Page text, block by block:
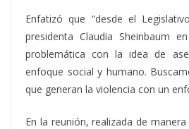
Enfatizó que “desde el
presidenta Claudia Sheinbaum
problemática con la idea de
enfoque social y humano.
que generan la violencia con un
En la reunión, realizada de